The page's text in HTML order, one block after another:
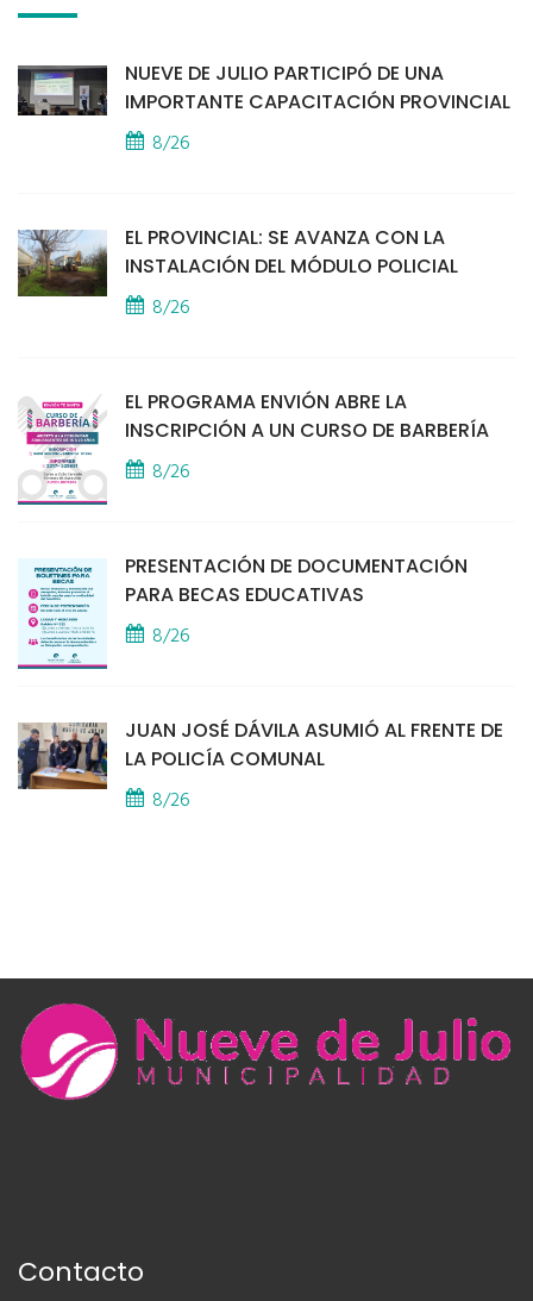
NUEVE DE JULIO PARTICIPÓ DE UNA
IMPORTANTE CAPACITACIÓN PROVINCIAL
8/26
EL PROVINCIAL: SE AVANZA CON LA
INSTALACIÓN DEL MÓDULO POLICIAL
8/26
EL PROGRAMA ENVIÓN ABRE LA
INSCRIPCIÓN A UN CURSO DE BARBERÍA
8/26
PRESENTACIÓN DE DOCUMENTACIÓN
PARA BECAS EDUCATIVAS
8/26
JUAN JOSÉ DÁVILA ASUMIÓ AL FRENTE DE
LA POLICÍA COMUNAL
8/26
Contacto